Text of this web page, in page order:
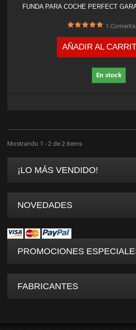
FUNDA PARA COCHE PERFECT
1
AÑADIR AL
En stock
Mostrando 1 - 2 de 2 items
¡LO MÁS VENDIDO!
NOVEDADES
PROMOCIONES
FABRICANTES